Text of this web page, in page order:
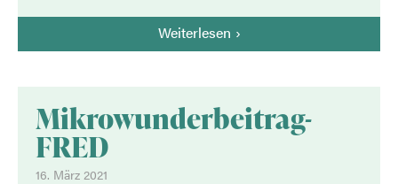
Weiterlesen
Mikrowunderbeitrag-
FRED
16. März 2021